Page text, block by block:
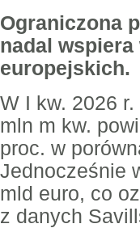
Ograniczona
nadal
europejskich.
W I kw. 2026
mln m kw.
proc. w
Jednocześnie
mld euro, co
z danych